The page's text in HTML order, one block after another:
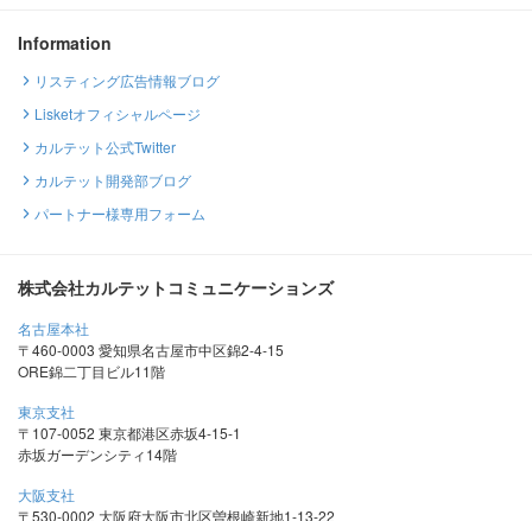
Information
リスティング広告情報ブログ
Lisketオフィシャルページ
カルテット公式Twitter
カルテット開発部ブログ
パートナー様専用フォーム
株式会社カルテットコミュニケーションズ
名古屋本社
〒460-0003 愛知県名古屋市中区錦2-4-15
ORE錦二丁目ビル11階
東京支社
〒107-0052 東京都港区赤坂4-15-1
赤坂ガーデンシティ14階
大阪支社
〒530-0002 大阪府大阪市北区曽根崎新地1-13-22